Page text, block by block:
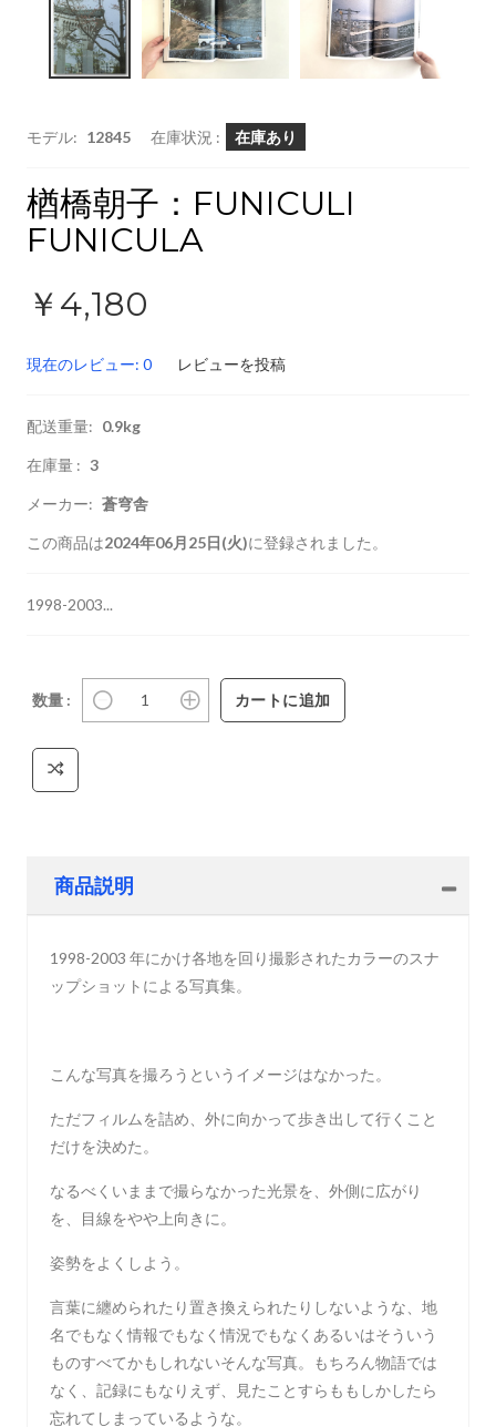
モデル: 12845 在庫状況 : 在庫あり
楢橋朝子：FUNICULI
FUNICULA
￥4,180
現在のレビュー: 0 レビューを投稿
配送重量: 0.9kg
在庫量 : 3
メーカー: 蒼穹舎
この商品は2024年06月25日(火)に登録されました。
1998-2003...
数量 :
商品説明
1998-2003 年にかけ各地を回り撮影されたカラーのスナ
ップショットによる写真集。
こんな写真を撮ろうというイメージはなかった。
ただフィルムを詰め、外に向かって歩き出して行くこと
だけを決めた。
なるべくいままで撮らなかった光景を、外側に広がり
を、目線をやや上向きに。
姿勢をよくしよう。
言葉に纏められたり置き換えられたりしないような、地
名でもなく情報でもなく情況でもなくあるいはそういう
ものすべてかもしれないそんな写真。もちろん物語では
なく、記録にもなりえず、見たことすらももしかしたら
忘れてしまっているような。